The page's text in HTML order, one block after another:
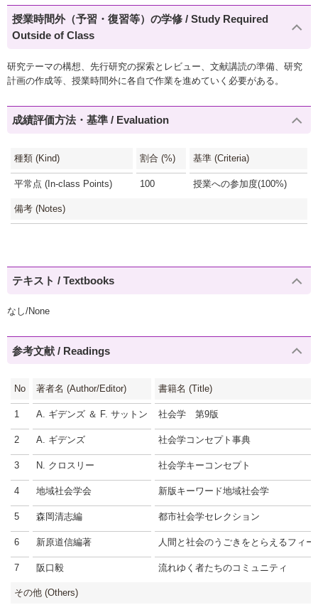
授業時間外（予習・復習等）の学修 / Study Required
Outside of Class
研究テーマの構想、先行研究の探索とレビュー、文献講読の準備、研究
計画の作成等、授業時間外に各自で作業を進めていく必要がある。
成績評価方法・基準 / Evaluation
種類 (Kind) 割合 (%) 基準 (Criteria)
平常点 (In-class Points) 100 授業への参加度(100%)
備考 (Notes)
テキスト / Textbooks
なし/None
参考文献 / Readings
No 著者名 (Author/Editor) 書籍名 (Title)
1 A. ギデンズ ＆ F. サットン 社会学 第9版
2 A. ギデンズ 社会学コンセプト事典
3 N. クロスリー 社会学キーコンセプト
4 地域社会学会 新版キーワード地域社会学
5 森岡清志編 都市社会学セレクション
6 新原道信編著 人間と社会のうごきをとらえるフィ
7 阪口毅 流れゆく者たちのコミュニティ
その他 (Others)